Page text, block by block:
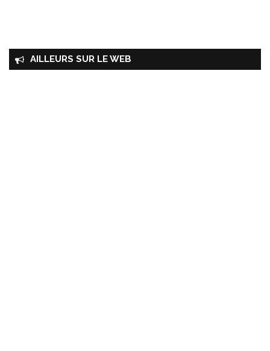
AILLEURS SUR LE WEB